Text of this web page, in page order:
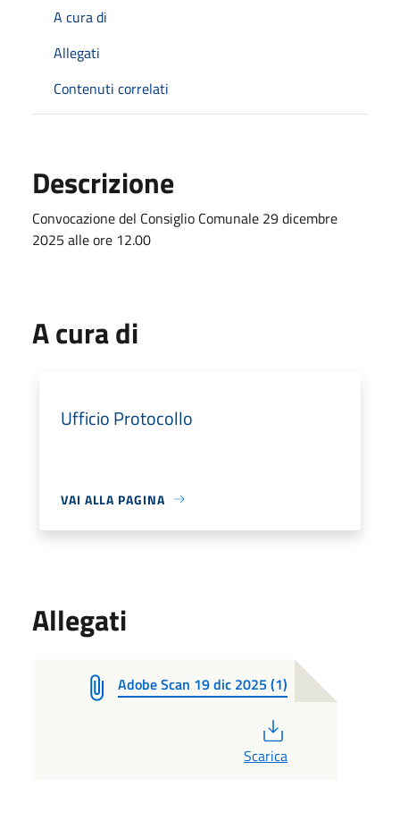
A cura di
Allegati
Contenuti correlati
Descrizione
Convocazione del Consiglio Comunale 29 dicembre
2025 alle ore 12.00
A cura di
Ufficio Protocollo
VAI ALLA PAGINA
Allegati
Adobe Scan 19 dic 2025 (1)
Scarica